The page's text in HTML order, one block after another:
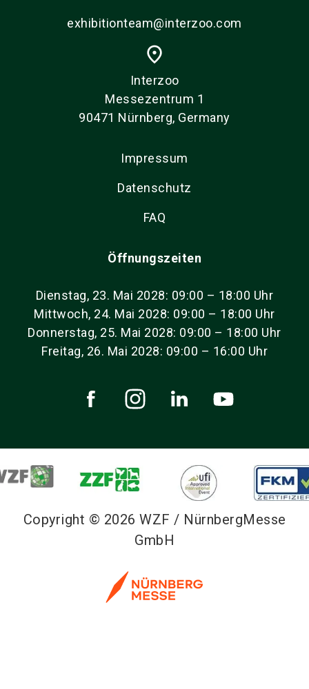
exhibitionteam@interzoo.com
place
Interzoo
Messezentrum 1
90471 Nürnberg, Germany
Impressum
Datenschutz
FAQ
Öffnungszeiten
Dienstag, 23. Mai 2028: 09:00 – 18:00 Uhr
Mittwoch, 24. Mai 2028: 09:00 – 18:00 Uhr
Donnerstag, 25. Mai 2028: 09:00 – 18:00 Uhr
Freitag, 26. Mai 2028: 09:00 – 16:00 Uhr
Copyright © 2026 WZF / NürnbergMesse
GmbH